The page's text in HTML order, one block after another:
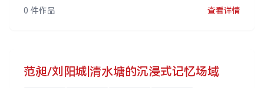
0 件作品 查看详情
范昶/刘阳城|清水塘的沉浸式记忆场域